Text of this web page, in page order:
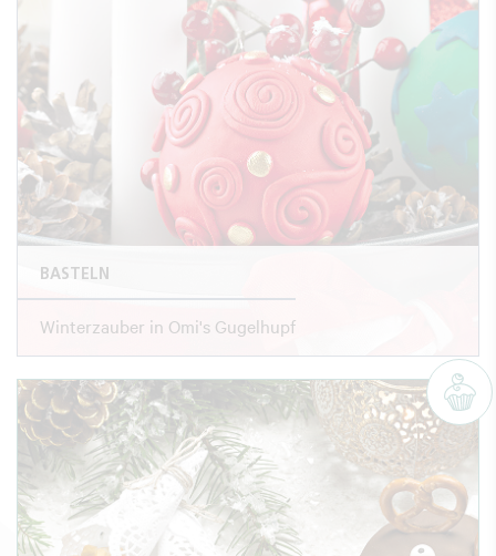
BASTELN
Winterzauber in Omi's Gugelhupf